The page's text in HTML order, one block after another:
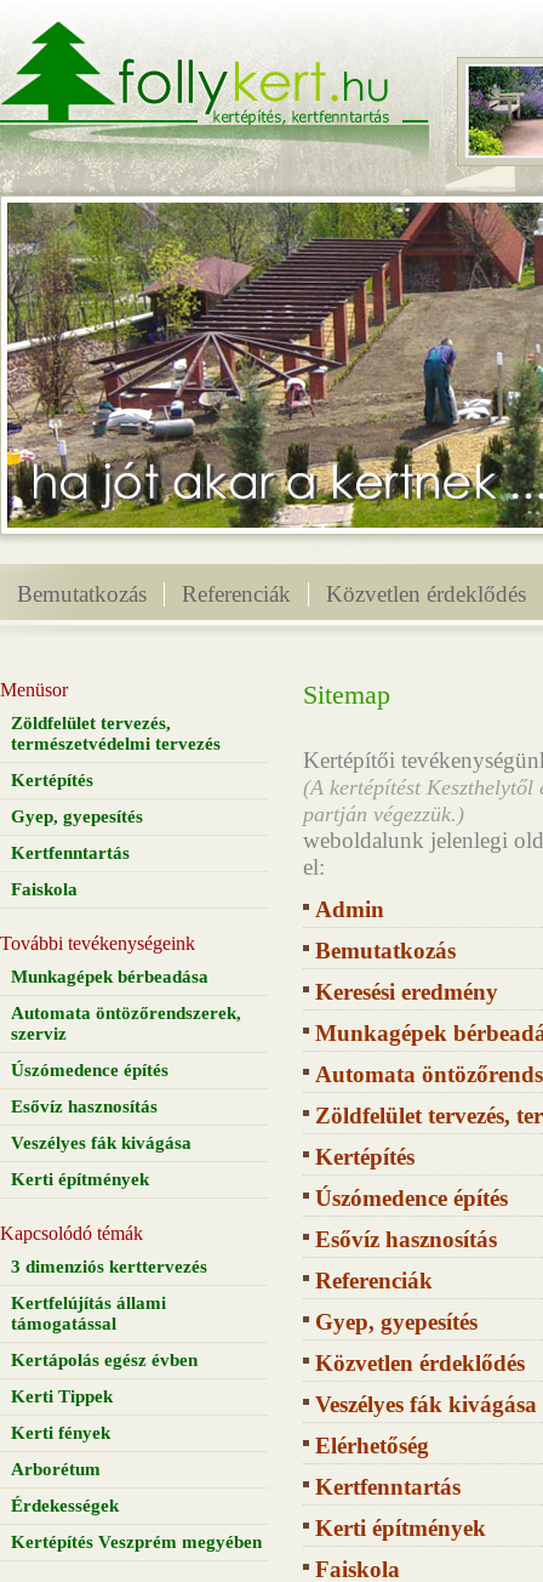
Bemutatkozás Referenciák Közvetlen érdeklődés
Menüsor
Zöldfelület tervezés,
természetvédelmi tervezés
Kertépítés
Gyep, gyepesítés
Kertfenntartás
Faiskola
További tevékenységeink
Munkagépek bérbeadása
Automata öntözőrendszerek,
szerviz
Úszómedence építés
Esővíz hasznosítás
Veszélyes fák kivágása
Kerti építmények
Kapcsolódó témák
3 dimenziós kerttervezés
Kertfelújítás állami
támogatással
Kertápolás egész évben
Kerti Tippek
Kerti fények
Arborétum
Érdekességek
Kertépítés Veszprém megyében
Sitemap
Kertépítői
(A kertépítést Keszthelytől
partján végezzük.)
weboldalunk jelenlegi
el:
Admin
Bemutatkozás
Keresési eredmény
Munkagépek
Automata
Zöldfelület tervezés,
Kertépítés
Úszómedence építés
Esővíz hasznosítás
Referenciák
Gyep, gyepesítés
Közvetlen érdeklődés
Veszélyes fák kivágása
Elérhetőség
Kertfenntartás
Kerti építmények
Faiskola